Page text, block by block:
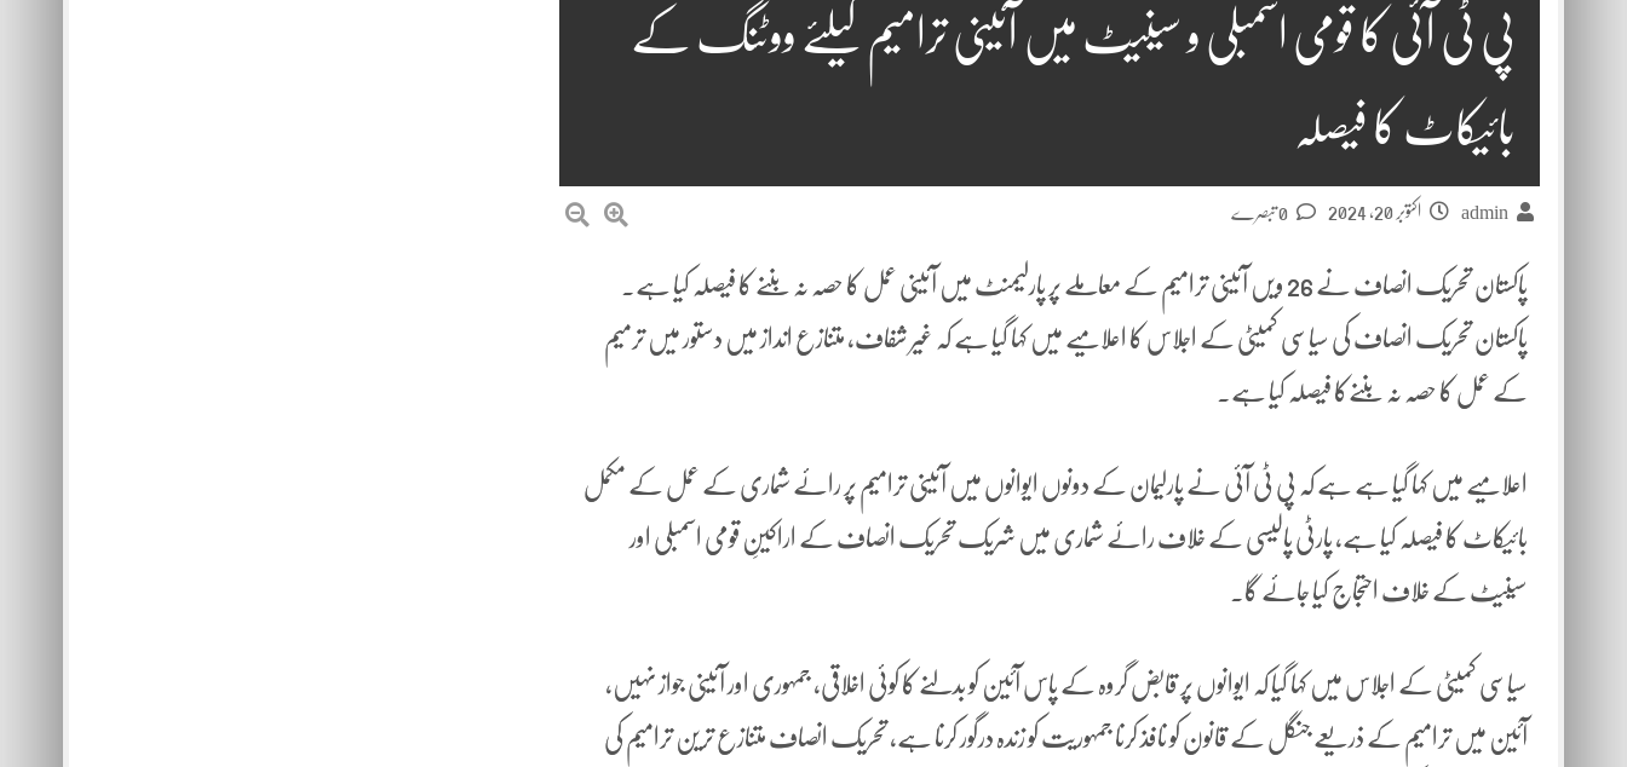
پی ٹی آئی کا قومی اسمبلی و سینیٹ میں آئینی ترامیم کیلئے ووٹنگ کے
بائیکاٹ کا فیصلہ
admin اکتوبر 20, 2024
پاکستان تحریک انصاف نے 26 ویں آئینی ترامیم کے معاملے پر پارلیمنٹ میں آئینی عمل کا حصہ نہ بننے کا فیصلہ کیا ہے۔
پاکستان تحریک انصاف کی سیاسی کمیٹی کے اجلاس کا اعلامیے میں کہا گیا ہے کہ غیر شفاف، متنازع انداز میں دستور میں ترمیم
کے عمل کا حصہ نہ بننےکا فیصلہ کیا ہے۔
اعلامیے میں کہا گیا ہے ہے کہ پی ٹی آئی نے پارلیمان کے دونوں ایوانوں میں آئینی ترامیم پر رائے شماری کے عمل کے مکمل
بائیکاٹ کا فیصلہ کیا ہے، پارٹی پالیسی کے خلاف رائے شماری میں شریک تحریک انصاف کے اراکینِ قومی اسمبلی اور
سینیٹ کے خلاف احتجاج کیا جائے گا۔
سیاسی کمیٹی کے اجلاس میں کہا گیا کہ ایوانوں پر قابض گروہ کے پاس آئین کو بدلنے کا کوئی اخلاقی، جمہوری اور آئینی جواز نہیں،
آئین میں ترامیم کے ذریعے جنگل کے قانون کو نافذ کرنا جمہوریت کو زندہ درگور کرنا ہے، تحریک انصاف متنازع ترین ترامیم کی